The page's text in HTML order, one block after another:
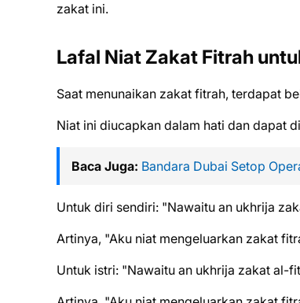
zakat ini.
Lafal Niat Zakat Fitrah
Saat menunaikan zakat fitrah, terdapat
Niat ini diucapkan dalam hati dan dapat
Baca Juga: Bandara Dubai Setop
Untuk diri sendiri: "Nawaitu an ukhrija
Artinya, "Aku niat mengeluarkan zakat
Untuk istri: "Nawaitu an ukhrija zakat al-